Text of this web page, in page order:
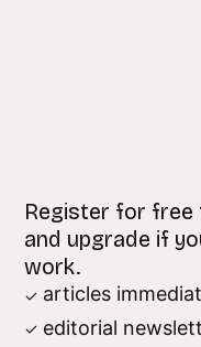
Register for free
and upgrade if
work.
articles
editorial